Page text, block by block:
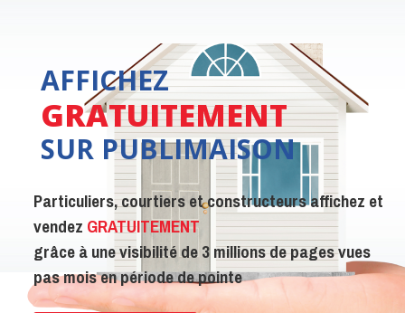
AFFICHEZ
GRATUITEMENT
SUR PUBLIMAISON
Particuliers, courtiers et constructeurs affichez et
vendez GRATUITEMENT
grâce à une visibilité de 3 millions de pages vues
pas mois en période de pointe